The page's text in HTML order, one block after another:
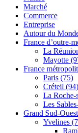
Marché
Commerce
Entreprise
Autour du
France d’outre-
La
Mayotte
France
Paris (75)
Créteil (94)
La Roche-
Les
Grand Sud-
Yvelines